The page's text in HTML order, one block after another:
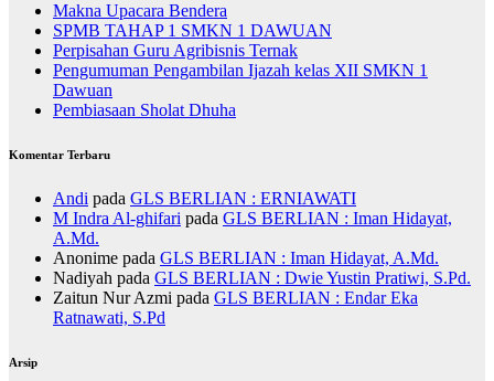
Makna Upacara Bendera
SPMB TAHAP 1 SMKN 1 DAWUAN
Perpisahan Guru Agribisnis Ternak
Pengumuman Pengambilan Ijazah kelas XII SMKN 1
Dawuan
Pembiasaan Sholat Dhuha
Komentar Terbaru
Andi pada GLS BERLIAN : ERNIAWATI
M Indra Al-ghifari pada GLS BERLIAN : Iman Hidayat,
A.Md.
Anonime pada GLS BERLIAN : Iman Hidayat, A.Md.
Nadiyah pada GLS BERLIAN : Dwie Yustin Pratiwi, S.Pd.
Zaitun Nur Azmi pada GLS BERLIAN : Endar Eka
Ratnawati, S.Pd
Arsip